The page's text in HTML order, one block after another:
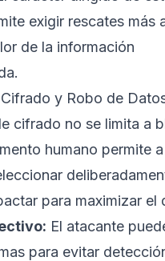
exigir rescates más
de la información
y Robo de
cifrado no se limita a
humano permite
para maximizar el
El atacante
para evitar